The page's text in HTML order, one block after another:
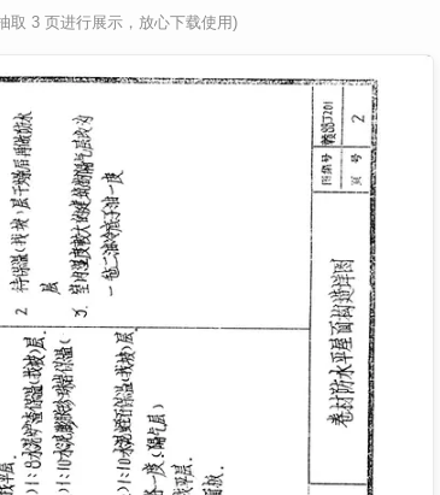
取 3 页进行展示，放心下载使用)